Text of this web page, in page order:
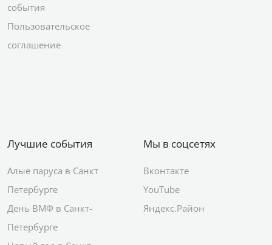
события
Пользовательское
соглашение
Лучшие события
Алые паруса в Санкт
Петербурге
День ВМФ в Санкт-
Петербурге
Мы в соцсетях
Вконтакте
YouTube
Яндекс.Район